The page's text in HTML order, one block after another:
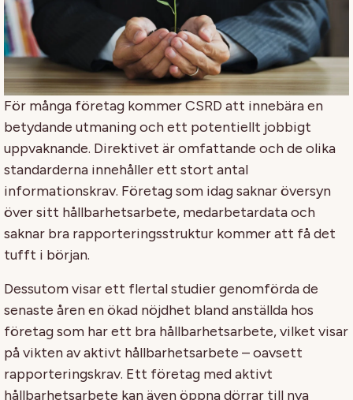
För många företag kommer CSRD att innebära en
betydande utmaning och ett potentiellt jobbigt
uppvaknande. Direktivet är omfattande och de olika
standarderna innehåller ett stort antal
informationskrav. Företag som idag saknar översyn
över sitt hållbarhetsarbete, medarbetardata och
saknar bra rapporteringsstruktur kommer att få det
tufft i början.
Dessutom visar ett flertal studier genomförda de
senaste åren en ökad nöjdhet bland anställda hos
företag som har ett bra hållbarhetsarbete, vilket visar
på vikten av aktivt hållbarhetsarbete – oavsett
rapporteringskrav. Ett företag med aktivt
hållbarhetsarbete kan även öppna dörrar till nya